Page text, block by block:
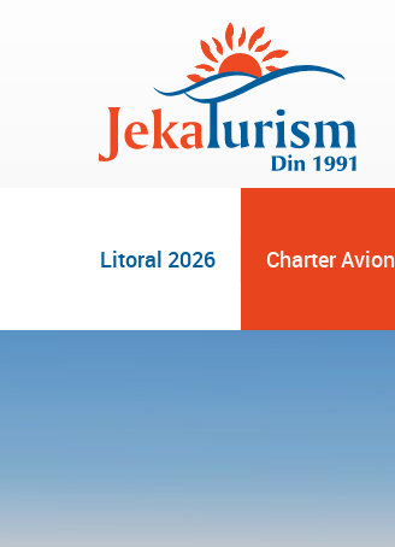
Litoral 2026 Charter Avion